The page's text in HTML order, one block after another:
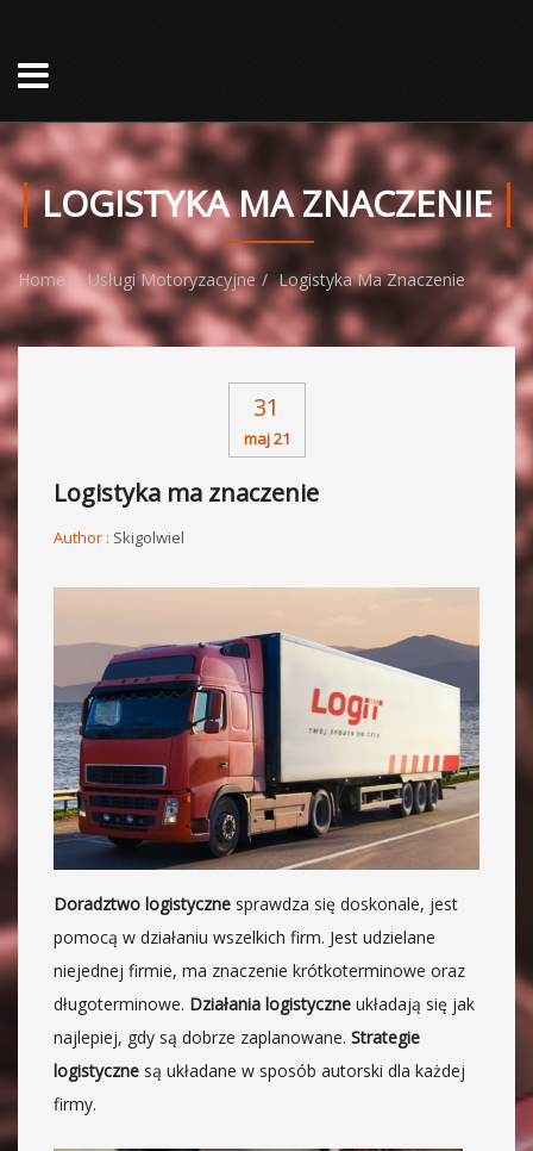
LOGISTYKA MA ZNACZENIE
Home Usługi Motoryzacyjne Logistyka Ma Znaczenie
31
maj 21
Logistyka ma znaczenie
Author : Skigolwiel
Doradztwo logistyczne sprawdza się doskonale, jest
pomocą w działaniu wszelkich firm. Jest udzielane
niejednej firmie, ma znaczenie krótkoterminowe oraz
długoterminowe. Działania logistyczne układają się jak
najlepiej, gdy są dobrze zaplanowane. Strategie
logistyczne są układane w sposób autorski dla każdej
firmy.